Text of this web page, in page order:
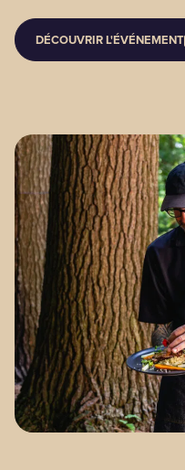
DÉCOUVRIR L'ÉVÉNEMENT